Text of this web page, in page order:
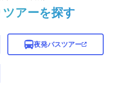
アーを探す
夜発バスツアー